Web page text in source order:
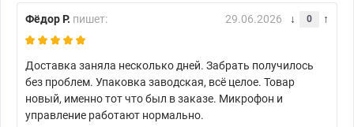
Фёдор Р. пишет: 29.06.2026 0
Доставка заняла несколько дней. Забрать получилось
без проблем. Упаковка заводская, всё целое. Товар
новый, именно тот что был в заказе. Микрофон и
управление работают нормально.